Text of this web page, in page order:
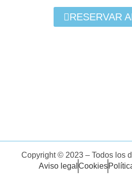
RESERVAR
Copyright © 2023 – Todos los
Aviso legal Cookies